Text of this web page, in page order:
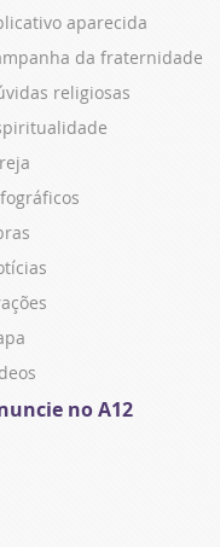
aparecida
da fraternidade
religiosas
no A12